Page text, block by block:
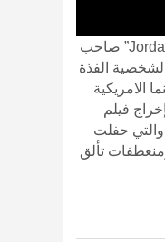
جوردان بيلفورت – Jordan Belfort” صاحب
الفذة
الامريكية
فيلم
حفلت
تألق